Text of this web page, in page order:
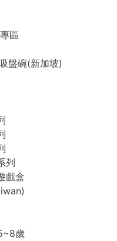
區
盤碗(新加坡)
列
戲盒
歲